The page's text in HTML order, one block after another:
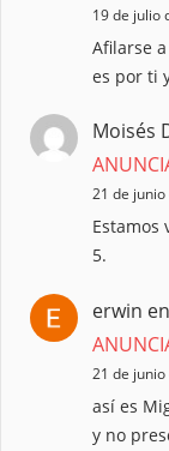
19 de julio
Afilarse
es por ti
Moisés
21 de
5.
erwin en
21 de
así es
y no